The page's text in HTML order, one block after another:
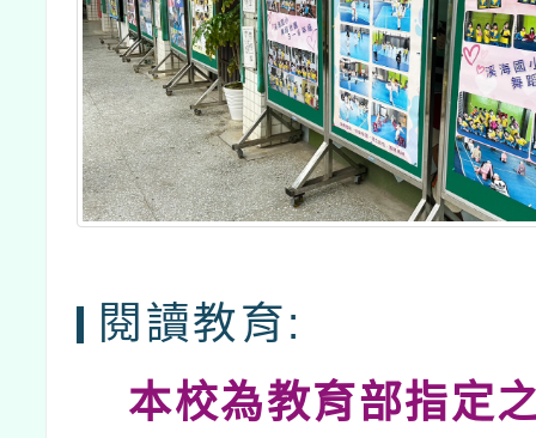
閱讀教育:
本校為教育部指定